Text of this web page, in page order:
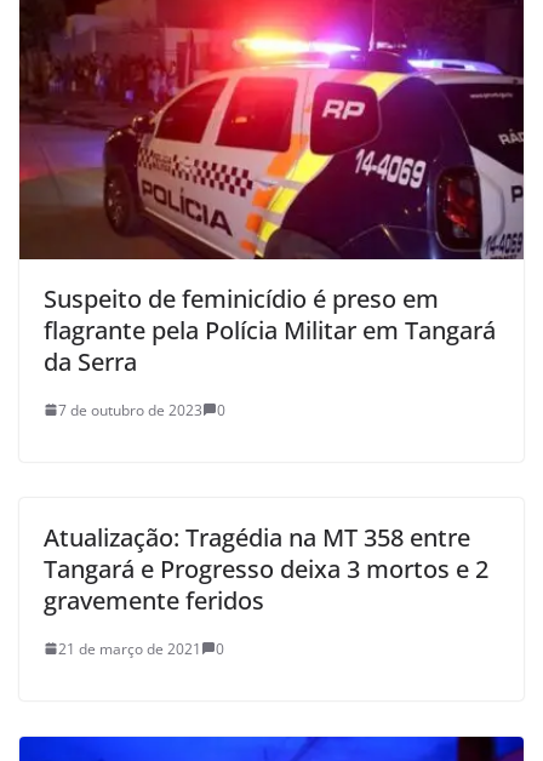
Suspeito de feminicídio é preso em
flagrante pela Polícia Militar em Tangará
da Serra
7 de outubro de 2023 0
Atualização: Tragédia na MT 358 entre
Tangará e Progresso deixa 3 mortos e 2
gravemente feridos
21 de março de 2021 0